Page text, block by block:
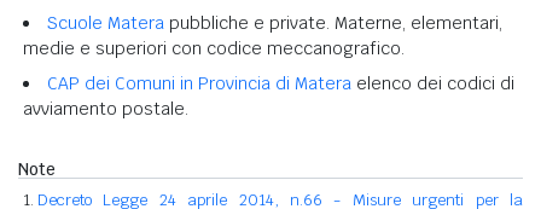
Scuole Matera pubbliche e private. Materne, elementari,
medie e superiori con codice meccanografico.
CAP dei Comuni in Provincia di Matera elenco dei codici di
avviamento postale.
Note
Decreto Legge 24 aprile 2014, n.66 - Misure urgenti per la